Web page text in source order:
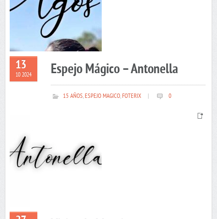
13
10 2024 Espejo Mágico – Antonella
15 AÑOS,ESPEJO MAGICO,FOTERIX 0